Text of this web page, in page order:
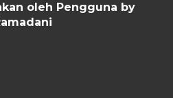
oleh Pengguna by